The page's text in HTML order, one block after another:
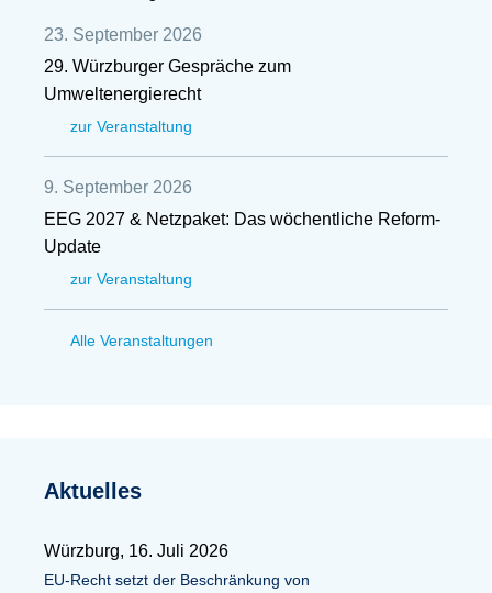
23. September 2026
29. Würzburger Gespräche zum
Umweltenergierecht
zur Veranstaltung
9. September 2026
EEG 2027 & Netzpaket: Das wöchentliche Reform-
Update
zur Veranstaltung
Alle Veranstaltungen
Aktuelles
Würzburg, 16. Juli 2026
EU-Recht setzt der Beschränkung von